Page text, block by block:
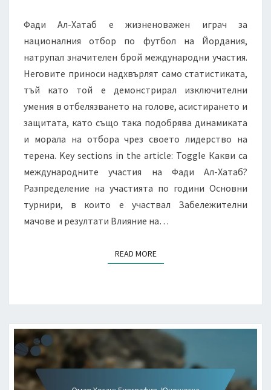
Фади Ал-Хатаб е жизненоважен играч за
националния отбор по футбол на Йордания,
натрупал значителен брой международни участия.
Неговите приноси надхвърлят само статистиката,
тъй като той е демонстрирал изключителни
умения в отбелязването на голове, асистирането и
защитата, като също така подобрява динамиката
и морала на отбора чрез своето лидерство на
терена. Key sections in the article: Toggle Какви са
международните участия на Фади Ал-Хатаб?
Разпределение на участията по години Основни
турнири, в които е участвал Забележителни
мачове и резултати Влияние на…
READ MOREREAD MORE